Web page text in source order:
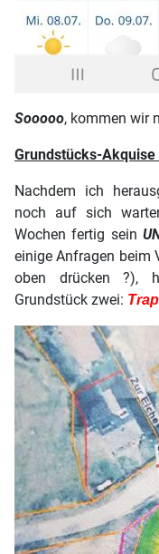
Sooooo, kommen wir
Grundstücks-
Nachdem ich
noch auf sich
Wochen fertig sein
einige Anfragen beim
oben drücken ?),
Grundstück zwei: